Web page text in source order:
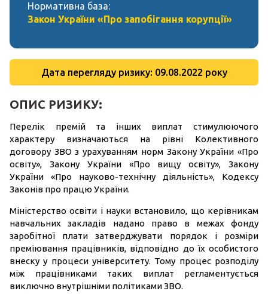
Нормативна база:
Закон України «Про запобігання корупції»
Дата перегляду ризику: 09.08.2022 року
ОПИС РИЗИКУ:
Перелік премій та інших виплат стимулюючого
характеру визначаються на рівні Колективного
договору ЗВО з урахуванням норм Закону України «Про
освіту», Закону України «Про вищу освіту», Закону
України «Про науково-технічну діяльність», Кодексу
Законів про працю України.
Міністерство освіти і науки встановило, що керівникам
навчальних закладів надано право в межах фонду
заробітної плати затверджувати порядок і розміри
преміювання працівників, відповідно до їх особистого
внеску у процеси університету. Тому процес розподілу
між працівниками таких виплат регламентується
виключно внутрішніми політиками ЗВО.